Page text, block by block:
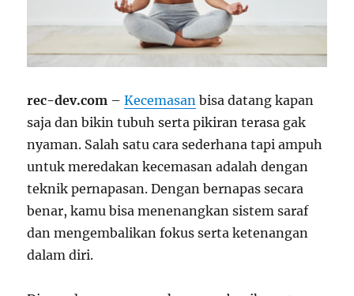
rec-dev.com –Kecemasan bisa datang kapan
saja dan bikin tubuh serta pikiran terasa gak
nyaman. Salah satu cara sederhana tapi ampuh
untuk meredakan kecemasan adalah dengan
teknik pernapasan. Dengan bernapas secara
benar, kamu bisa menenangkan sistem saraf
dan mengembalikan fokus serta ketenangan
dalam diri.